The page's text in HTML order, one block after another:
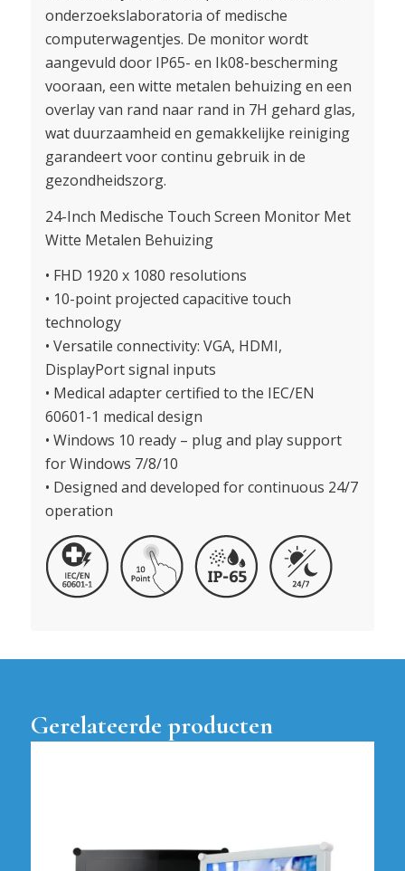
onderzoekslaboratoria of medische
computerwagentjes. De monitor wordt
aangevuld door IP65- en Ik08-bescherming
vooraan, een witte metalen behuizing en een
overlay van rand naar rand in 7H gehard glas,
wat duurzaamheid en gemakkelijke reiniging
garandeert voor continu gebruik in de
gezondheidszorg.
24-Inch Medische Touch Screen Monitor Met
Witte Metalen Behuizing
• FHD 1920 x 1080 resolutions
• 10-point projected capacitive touch
technology
• Versatile connectivity: VGA, HDMI,
DisplayPort signal inputs
• Medical adapter certified to the IEC/EN
60601-1 medical design
• Windows 10 ready – plug and play support
for Windows 7/8/10
• Designed and developed for continuous 24/7
operation
Gerelateerde producten